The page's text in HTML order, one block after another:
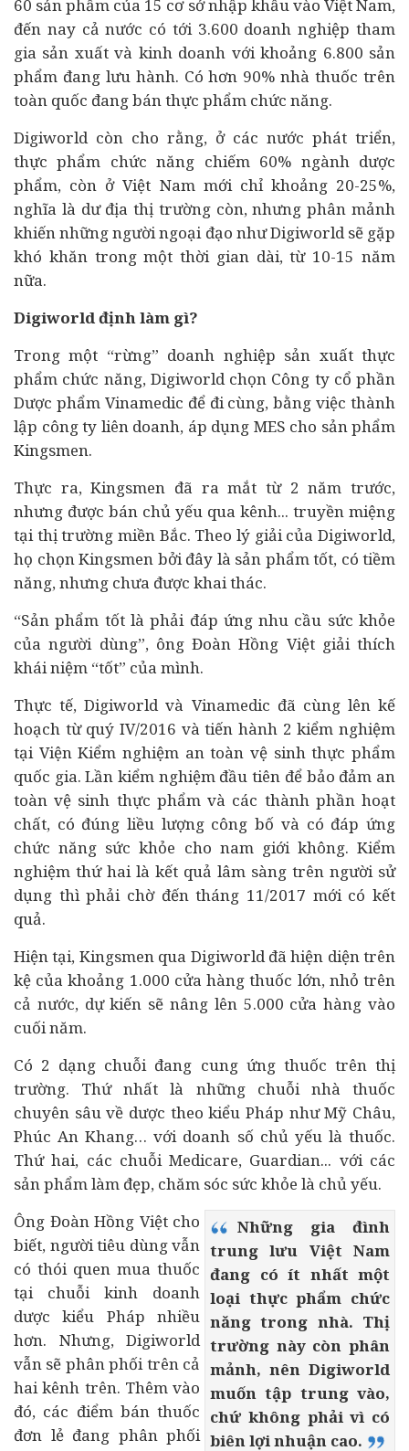
60 sản phẩm của 15 cơ sở nhập khẩu vào Việt Nam,
đến nay cả nước có tới 3.600 doanh nghiệp tham
gia sản xuất và kinh doanh với khoảng 6.800 sản
phẩm đang lưu hành. Có hơn 90% nhà thuốc trên
toàn quốc đang bán thực phẩm chức năng.
Digiworld còn cho rằng, ở các nước phát triển,
thực phẩm chức năng chiếm 60% ngành dược
phẩm, còn ở Việt Nam mới chỉ khoảng 20-25%,
nghĩa là dư địa thị trường còn, nhưng phân mảnh
khiến những người ngoại đạo như Digiworld sẽ gặp
khó khăn trong một thời gian dài, từ 10-15 năm
nữa.
Digiworld định làm gì?
Trong một “rừng” doanh nghiệp sản xuất thực
phẩm chức năng, Digiworld chọn Công ty cổ phần
Dược phẩm Vinamedic để đi cùng, bằng việc thành
lập công ty liên doanh, áp dụng MES cho sản phẩm
Kingsmen.
Thực ra, Kingsmen đã ra mắt từ 2 năm trước,
nhưng được bán chủ yếu qua kênh... truyền miệng
tại thị trường miền Bắc. Theo lý giải của Digiworld,
họ chọn Kingsmen bởi đây là sản phẩm tốt, có tiềm
năng, nhưng chưa được khai thác.
“Sản phẩm tốt là phải đáp ứng nhu cầu sức khỏe
của người dùng”, ông Đoàn Hồng Việt giải thích
khái niệm “tốt” của mình.
Thực tế, Digiworld và Vinamedic đã cùng lên kế
hoạch từ quý IV/2016 và tiến hành 2 kiểm nghiệm
tại Viện Kiểm nghiệm an toàn vệ sinh thực phẩm
quốc gia. Lần kiểm nghiệm đầu tiên để bảo đảm an
toàn vệ sinh thực phẩm và các thành phần hoạt
chất, có đúng liều lượng công bố và có đáp ứng
chức năng sức khỏe cho nam giới không. Kiểm
nghiệm thứ hai là kết quả lâm sàng trên người sử
dụng thì phải chờ đến tháng 11/2017 mới có kết
quả.
Hiện tại, Kingsmen qua Digiworld đã hiện diện trên
kệ của khoảng 1.000 cửa hàng thuốc lớn, nhỏ trên
cả nước, dự kiến sẽ nâng lên 5.000 cửa hàng vào
cuối năm.
Có 2 dạng chuỗi đang cung ứng thuốc trên thị
trường. Thứ nhất là những chuỗi nhà thuốc
chuyên sâu về dược theo kiểu Pháp như Mỹ Châu,
Phúc An Khang… với doanh số chủ yếu là thuốc.
Thứ hai, các chuỗi Medicare, Guardian... với các
sản phẩm làm đẹp, chăm sóc sức khỏe là chủ yếu.
Những gia đình
trung lưu Việt Nam
đang có ít nhất một
loại thực phẩm chức
năng trong nhà. Thị
trường này còn phân
mảnh, nên Digiworld
muốn tập trung vào,
chứ không phải vì có
biên lợi nhuận cao.
Ông Đoàn Hồng Việt cho
biết, người tiêu dùng vẫn
có thói quen mua thuốc
tại chuỗi kinh doanh
dược kiểu Pháp nhiều
hơn. Nhưng, Digiworld
vẫn sẽ phân phối trên cả
hai kênh trên. Thêm vào
đó, các điểm bán thuốc
đơn lẻ đang phân phối